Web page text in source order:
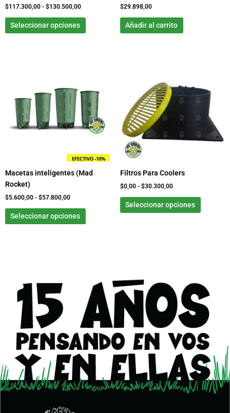
$117.300,00 - $130.500,00
Seleccionar opciones
página
$29.898,00
Añadir al carrito
EFECTIVO -10%
Macetas inteligentes (Mad
Rocket)
$5.600,00 - $57.800,00
$5.600,00
hasta
$57.800,00
Seleccionar opciones
múltiples
variantes.
Las
opciones
pueden
elegir
en
de
Filtros Para Coolers
$0,00 - $30.300,00
desde
$0,00
hasta
Seleccionar opciones
Las
se
página